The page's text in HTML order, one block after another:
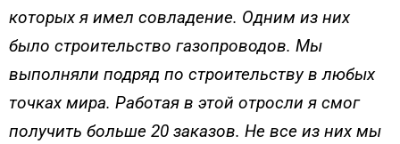
которых я имел совладение. Одним из них
было строительство газопроводов. Мы
выполняли подряд по строительству в любых
точках мира. Работая в этой отросли я смог
получить больше 20 заказов. Не все из них мы